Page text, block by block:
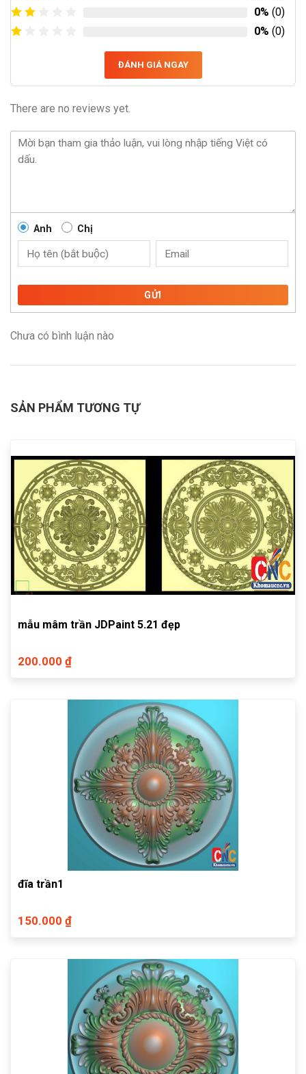
0% (0)
0% (0)
ĐÁNH GIÁ NGAY
There are no reviews yet.
Anh Chị
GỬI
Chưa có bình luận nào
SẢN PHẨM TƯƠNG TỰ
mẫu mâm trần JDPaint 5.21 đẹp
200.000 ₫
đĩa trần1
150.000 ₫